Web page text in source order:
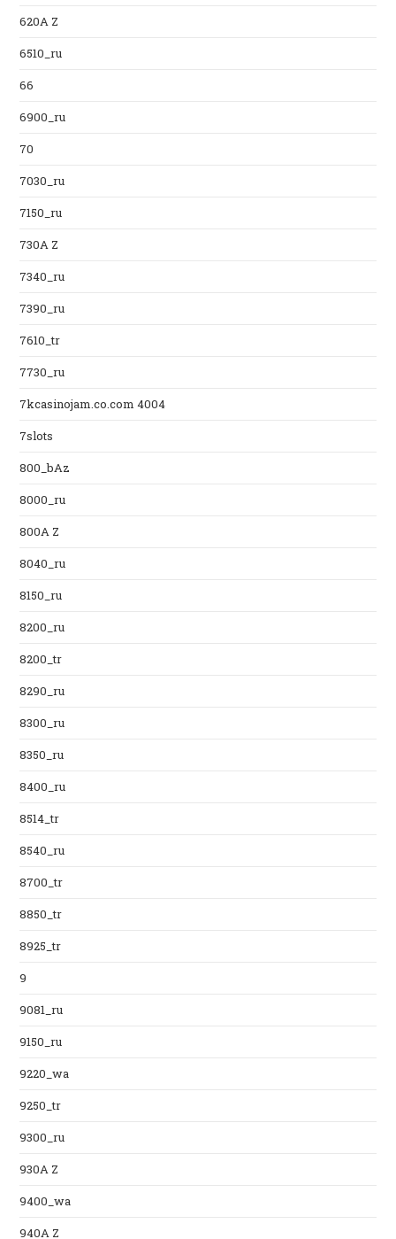
620A Z
6510_ru
66
6900_ru
70
7030_ru
7150_ru
730A Z
7340_ru
7390_ru
7610_tr
7730_ru
7kcasinojam.co.com 4004
7slots
800_bAz
8000_ru
800A Z
8040_ru
8150_ru
8200_ru
8200_tr
8290_ru
8300_ru
8350_ru
8400_ru
8514_tr
8540_ru
8700_tr
8850_tr
8925_tr
9
9081_ru
9150_ru
9220_wa
9250_tr
9300_ru
930A Z
9400_wa
940A Z